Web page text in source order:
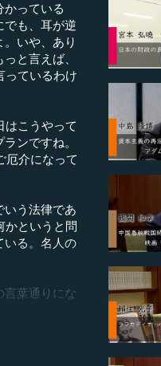
かっている
でも、耳が逆
いや、あり
と言えば、
っているわけ
こうやって
ンですね。
厄介になって
う法律であ
かというと問
いる。名人の
葉通りにな